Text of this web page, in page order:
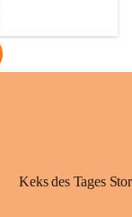
Keks des Tages